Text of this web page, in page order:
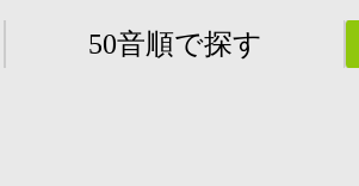
50音順で探す